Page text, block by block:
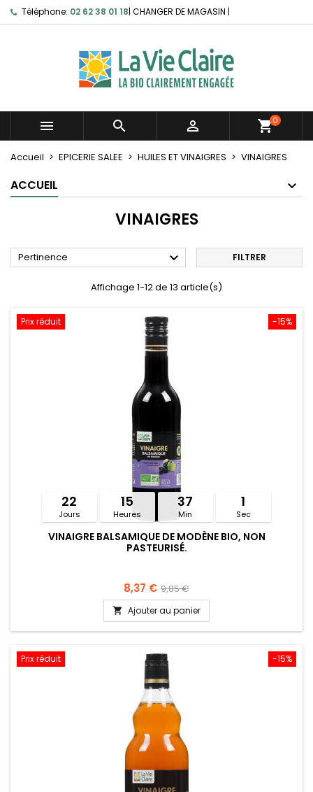
Téléphone: 02 62 38 01 18| CHANGER DE MAGASIN |
   shopping_cart0
Accueil EPICERIE SALEE HUILES ET VINAIGRES VINAIGRES
ACCUEIL
VINAIGRES
Pertinence  FILTRER
Affichage 1-12 de 13 article(s)
-15%
Prix réduit
22
Jours
15
Heures
37
Min
1
Sec
VINAIGRE BALSAMIQUE DE MODÈNE BIO, NON
PASTEURISÉ.
8,37 € 9,85 €
 Ajouter au panier
-15%
Prix réduit